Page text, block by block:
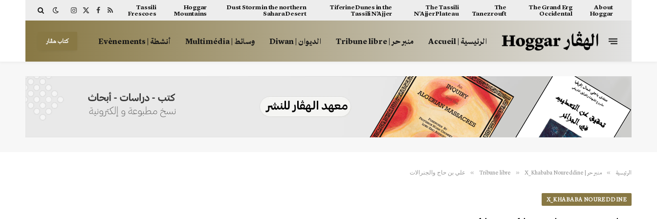
About
Hoggar
The Grand Erg
Occidental
The
Tanezrouft
The Tassili
N’Ajjer Plateau
Tiferine Dunes in the
Tassili N’Ajjer
Dust Storm in the northern
Sahara Desert
Hoggar
Mountains
Tassili
Frescoes
RSS
Facebook
X
Instagram
الرئيسية | Accueil منبر حر | Tribune libre الديوان | Diwan وسائط | Multimédia أنشطة | Evènements كتاب هڤار
الرئيسية » منبر حر | Tribune libre » X_Khababa Noureddine
» علي بن حاج والجنرالات
X_KHABABA NOUREDDINE